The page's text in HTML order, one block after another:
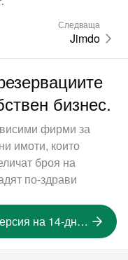
Следваща
Jimdo
бизнес.
фирми за
имоти, които
броя на
по-здрави
Започнете безплатна пробна версия на 14-дневна версия